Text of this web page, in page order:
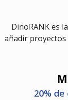
DinoRANK es
añadir
20%